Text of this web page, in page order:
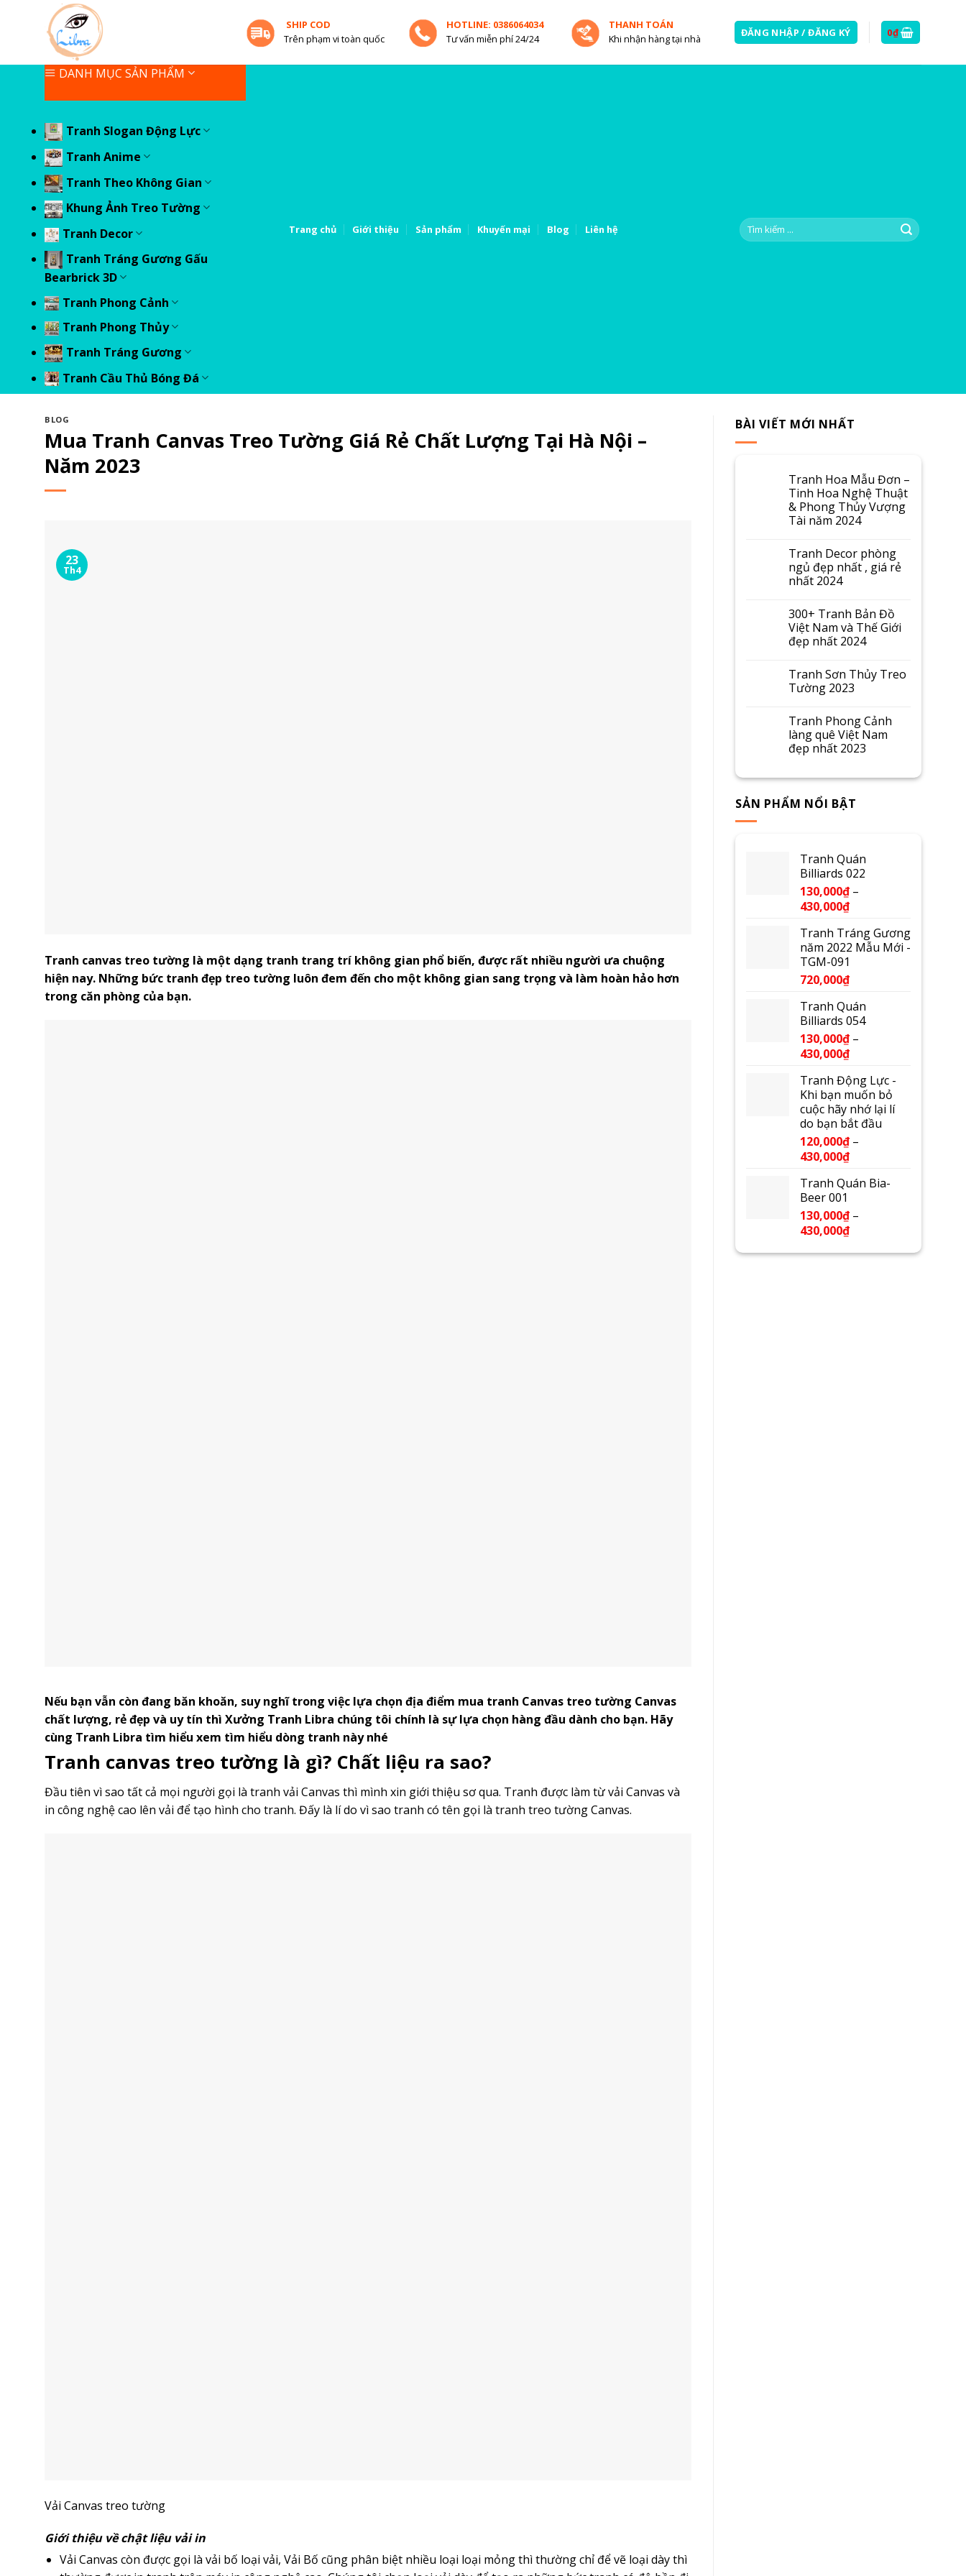
SHIP COD
Trên phạm vi toàn quốc
HOTLINE: 0386064034
Tư vấn miễn phí 24/24
THANH TOÁN
Khi nhận hàng tại nhà
ĐĂNG NHẬP / ĐĂNG KÝ 0₫
DANH MỤC SẢN PHẨM
Tranh Slogan Động Lực
Tranh Anime
Tranh Theo Không Gian
Khung Ảnh Treo Tường
Tranh Decor
Tranh Tráng Gương Gấu
Bearbrick 3D
Tranh Phong Cảnh
Tranh Phong Thủy
Tranh Tráng Gương
Tranh Cầu Thủ Bóng Đá
Trang chủ Giới thiệu Sản phẩm Khuyến mại Blog Liên hệ
Tìm
kiếm:
BLOG
Mua Tranh Canvas Treo Tường Giá Rẻ Chất Lượng Tại Hà Nội –
Năm 2023
23
Th4
Tranh canvas treo tường là một dạng tranh trang trí không gian phổ biến, được rất nhiều người ưa chuộng
hiện nay. Những bức tranh đẹp treo tường luôn đem đến cho một không gian sang trọng và làm hoàn hảo hơn
trong căn phòng của bạn.
Nếu bạn vẫn còn đang băn khoăn, suy nghĩ trong việc lựa chọn địa điểm mua tranh Canvas treo tường Canvas
chất lượng, rẻ đẹp và uy tín thì Xưởng Tranh Libra chúng tôi chính là sự lựa chọn hàng đầu dành cho bạn. Hãy
cùng Tranh Libra tìm hiểu xem tìm hiểu dòng tranh này nhé
Tranh canvas treo tường là gì? Chất liệu ra sao?
Đầu tiên vì sao tất cả mọi người gọi là tranh vải Canvas thì mình xin giới thiệu sơ qua. Tranh được làm từ vải Canvas và
in công nghệ cao lên vải để tạo hình cho tranh. Đấy là lí do vì sao tranh có tên gọi là tranh treo tường Canvas.
Vải Canvas treo tường
Giới thiệu về chật liệu vải in
Vải Canvas còn được gọi là vải bố loại vải, Vải Bố cũng phân biệt nhiều loại loại mỏng thì thường chỉ để vẽ loại dày thì
BÀI VIẾT MỚI NHẤT
Tranh Hoa Mẫu Đơn –
Tinh Hoa Nghệ Thuật
& Phong Thủy Vượng
Tài năm 2024
Tranh Decor phòng
ngủ đẹp nhất , giá rẻ
nhất 2024
300+ Tranh Bản Đồ
Việt Nam và Thế Giới
đẹp nhất 2024
Tranh Sơn Thủy Treo
Tường 2023
Tranh Phong Cảnh
làng quê Việt Nam
đẹp nhất 2023
SẢN PHẨM NỔI BẬT
Tranh Quán
Billiards 022
130,000₫ –
430,000₫
Tranh Tráng Gương
năm 2022 Mẫu Mới -
TGM-091
720,000₫
Tranh Quán
Billiards 054
130,000₫ –
430,000₫
Tranh Động Lực -
Khi bạn muốn bỏ
cuộc hãy nhớ lại lí
do bạn bắt đầu
120,000₫ –
430,000₫
Tranh Quán Bia-
Beer 001
130,000₫ –
430,000₫